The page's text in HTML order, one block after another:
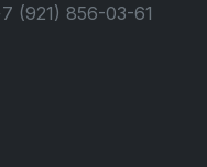
(921) 856-03-61